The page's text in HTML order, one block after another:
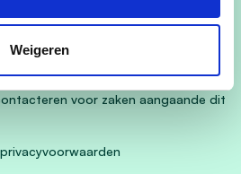
Weigeren
voor zaken aangaande dit